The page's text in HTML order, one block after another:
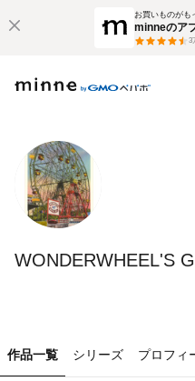
お買いものがも
minneのア
3
WONDERWHEEL'S
作品一覧 シリーズ プロフィ